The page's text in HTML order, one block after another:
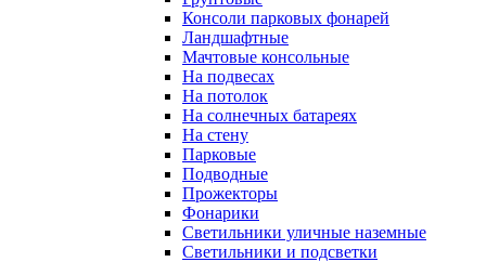
Консоли парковых фонарей
Ландшафтные
Мачтовые консольные
На подвесах
На потолок
На солнечных батареях
На стену
Парковые
Подводные
Прожекторы
Фонарики
Светильники уличные наземные
Светильники и подсветки